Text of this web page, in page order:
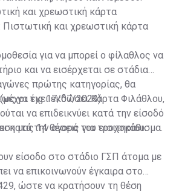
και χρεωστική κάρτα
Πιστωτική και χρεωστική κάρτα
για να μπορεί ο φίλαθλος να
και να εισέρχεται σε στάδια
πρώτης κατηγορίας, θα
να έχει εκδώσει Κάρτα Φιλάθλου,
να επιδεικνύει κατά την είσοδό
κατά την αγορά του εισιτηρίου.
τις 17/07/2023)
μας 14 θέσεις για τροχοκάθισμα.
είσοδο στο στάδιο ΓΣΠ άτομα με
να επικοινωνούν έγκαιρα στο
ώστε να κρατήσουν τη θέση